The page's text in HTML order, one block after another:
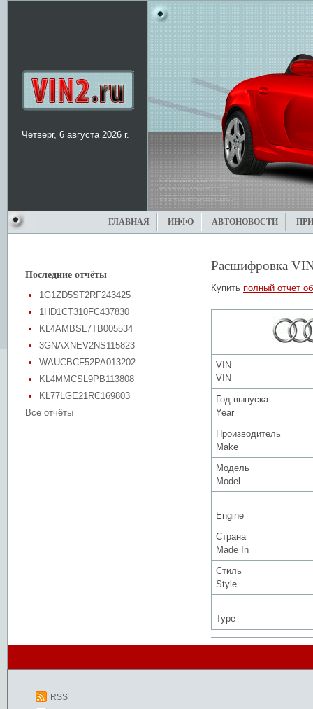
Четверг, 6 августа 2026 г.
ГЛАВНАЯ ИНФО АВТОНОВОСТИ
Последние отчёты
1G1ZD5ST2RF243425
1HD1CT310FC437830
KL4AMBSL7TB005534
3GNAXNEV2NS115823
WAUCBCF52PA013202
KL4MMCSL9PB113808
KL77LGE21RC169803
Все отчёты
Расшифровка
Купить полный отчет
VIN
VIN
Год выпуска
Year
Производитель
Make
Модель
Model
Engine
Страна
Made In
Стиль
Style
Type
RSS